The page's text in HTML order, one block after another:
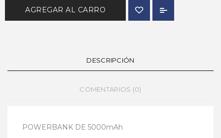
AGREGAR AL CARRO
DESCRIPCIÓN
COMENTARIOS (0)
POWERBANK DE 5000mAh